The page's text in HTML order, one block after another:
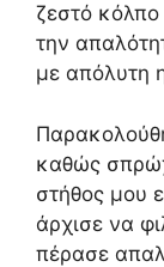
ζεστό
την
με απόλυτη
καθώς
στήθος μου
άρχισε να
πέρασε